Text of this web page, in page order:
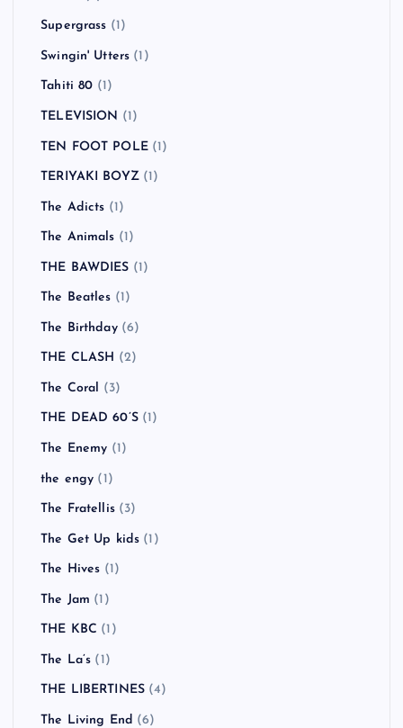
Supergrass (1)
Swingin' Utters (1)
Tahiti 80 (1)
TELEVISION (1)
TEN FOOT POLE(1)
TERIYAKI BOYZ(1)
The Adicts (1)
The Animals (1)
THE BAWDIES (1)
The Beatles (1)
The Birthday(6)
THE CLASH (2)
The Coral (3)
THE DEAD 60’S(1)
The Enemy (1)
the engy (1)
The Fratellis(3)
The Get Up kids (1)
The Hives (1)
The Jam (1)
THE KBC (1)
The La’s (1)
THE LIBERTINES (4)
The Living End (6)